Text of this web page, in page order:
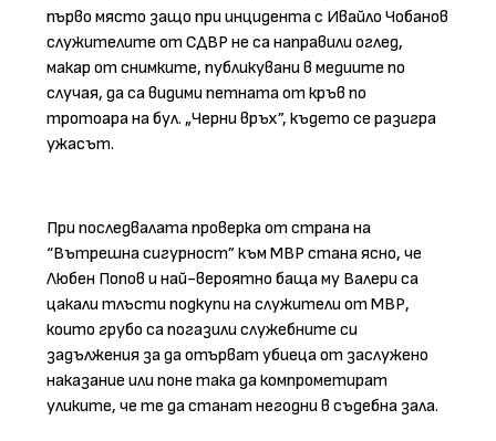
първо място защо при инцидента с Ивайло Чобанов
служителите от СДВР не са направили оглед,
макар от снимките, публикувани в медиите по
случая, да са видими петната от кръв по
тротоара на бул. „Черни връх”, където се разигра
ужасът.
При последвалата проверка от страна на
“Вътрешна сигурност” към МВР стана ясно, че
Любен Попов и най-вероятно баща му Валери са
цакали тлъсти подкупи на служители от МВР,
които грубо са погазили служебните си
задължения за да отърват убиеца от заслужено
наказание или поне така да компрометират
уликите, че те да станат негодни в съдебна зала.